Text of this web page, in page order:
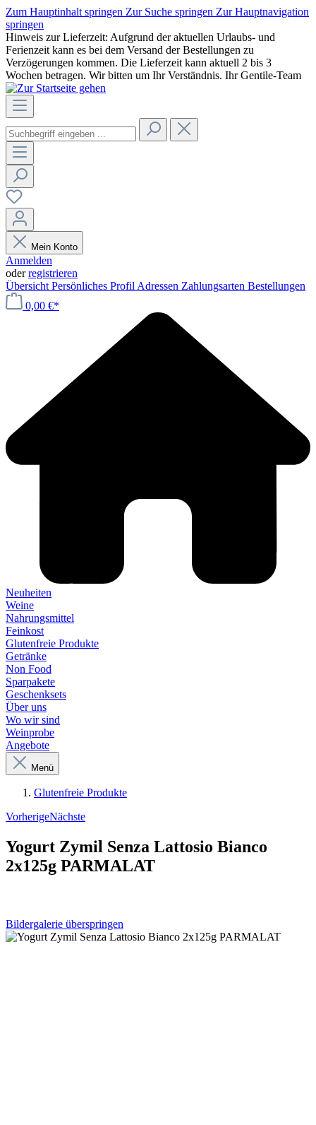
Zum Hauptinhalt springen Zur Suche springen Zur Hauptnavigation
springen
Hinweis zur Lieferzeit: Aufgrund der aktuellen Urlaubs- und
Ferienzeit kann es bei dem Versand der Bestellungen zu
Verzögerungen kommen. Die Lieferzeit kann aktuell 2 bis 3
Wochen betragen. Wir bitten um Ihr Verständnis. Ihr Gentile-Team
Mein Konto
Anmelden
oderregistrieren
Übersicht Persönliches Profil Adressen Zahlungsarten Bestellungen
0,00 €*
Neuheiten
Weine
Nahrungsmittel
Feinkost
Glutenfreie Produkte
Getränke
Non Food
Sparpakete
Geschenksets
Über uns
Wo wir sind
Weinprobe
Angebote
Menü
Glutenfreie Produkte
VorherigeNächste
Yogurt Zymil Senza Lattosio Bianco
2x125g PARMALAT
Bildergalerie überspringen